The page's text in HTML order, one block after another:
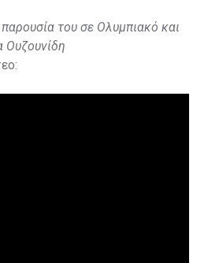
του σε Ολυμπιακό και
Ουζουνίδη